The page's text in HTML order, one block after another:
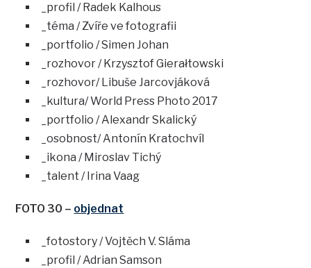
_profil / Radek Kalhous
_téma / Zvíře ve fotografii
_portfolio / Simen Johan
_rozhovor / Krzysztof Gierałtowski
_rozhovor/ Libuše Jarcovjáková
_kultura/ World Press Photo 2017
_portfolio / Alexandr Skalický
_osobnost/ Antonín Kratochvíl
_ikona / Miroslav Tichý
_talent / Irina Vaag
FOTO 30 – objednat
_fotostory / Vojtěch V. Sláma
_profil / Adrian Samson